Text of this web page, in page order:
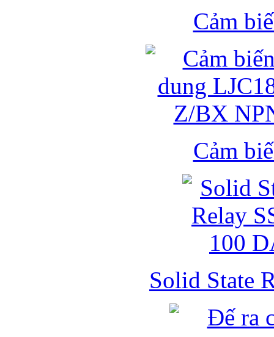
Cảm
Cảm
Solid State